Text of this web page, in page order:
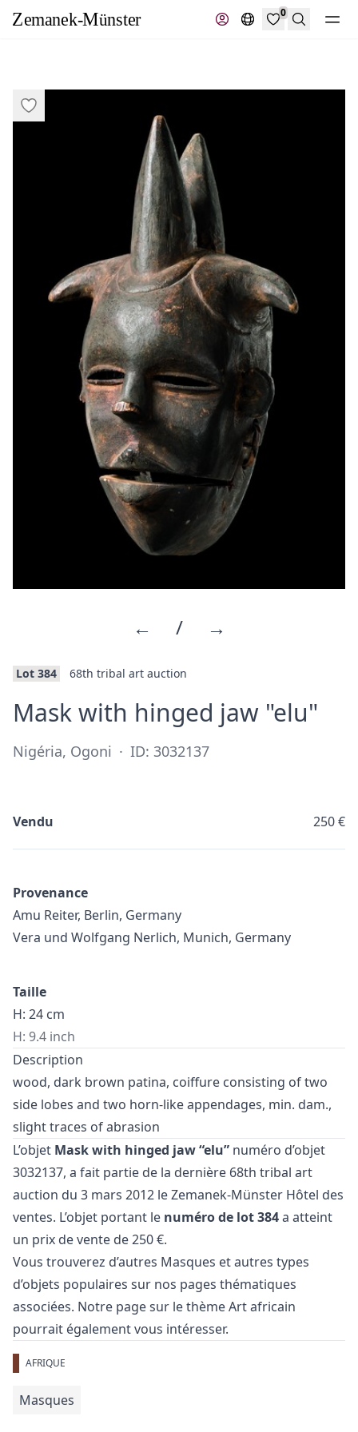
0
Recherche
← / →
Lot 384 68th tribal art auction
Mask with hinged jaw "elu"
Nigéria, Ogoni · ID: 3032137
Vendu 250 €
Provenance
Amu Reiter, Berlin, Germany
Vera und Wolfgang Nerlich, Munich, Germany
Taille
H: 24 cm
H: 9.4 inch
Description
wood, dark brown patina, coiffure consisting of two
side lobes and two horn-like appendages, min. dam.,
slight traces of abrasion
L’objet Mask with hinged jaw “elu” numéro d’objet
3032137, a fait partie de la dernière 68th tribal art
auction du 3 mars 2012 le Zemanek-Münster Hôtel des
ventes. L’objet portant le numéro de lot 384a atteint
un prix de vente de 250 €.
Vous trouverez d’autres Masques etautres types
d’objets populaires sur nos pages thématiques
associées. Notre page sur le thèmeArt africain
pourrait également vous intéresser.
AFRIQUE
Masques